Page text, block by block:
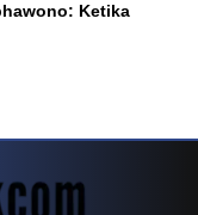
Ketika
Persaingan Yang